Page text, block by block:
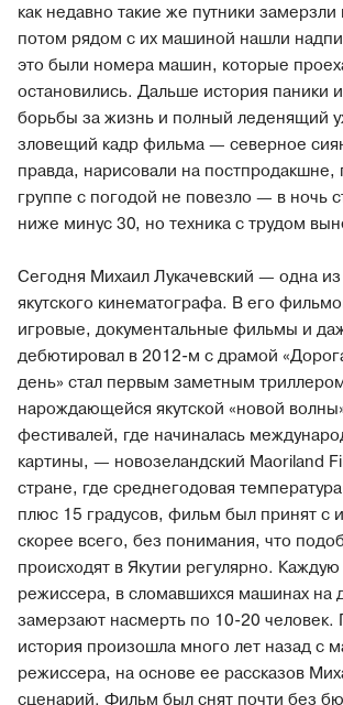
как недавно такие же путники
потом рядом с их машиной нашли
это были номера машин, которые
остановились. Дальше история паники
борьбы за жизнь и полный леденящий
зловещий кадр фильма — северное
правда, нарисовали на постпродакшне,
группе с погодой не повезло — в ночь
ниже минус 30, но техника с трудом
Сегодня Михаил Лукачевский — одна
якутского кинематографа. В его
игровые, документальные фильмы и
дебютировал в 2012-м с драмой
день» стал первым заметным
нарождающейся якутской «новой
фестивалей, где начиналась
картины, — новозеландский Maoriland
стране, где среднегодовая
плюс 15 градусов, фильм был принят с
скорее всего, без понимания, что
происходят в Якутии регулярно.
режиссера, в сломавшихся машинах на
замерзают насмерть по 10-20 человек.
история произошла много лет назад с
режиссера, на основе ее рассказов
сценарий. Фильм был снят почти без